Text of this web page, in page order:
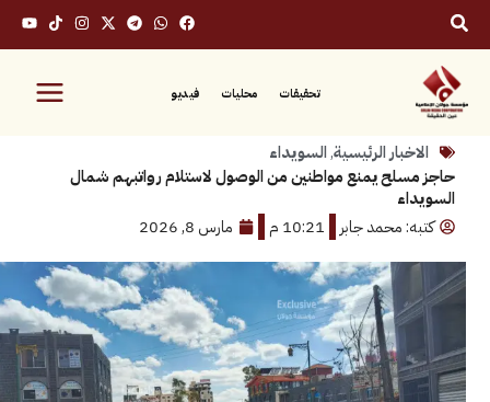
محليات فيديو
الرئيسية,السويداء
يمنع مواطنين من الوصول لاستلام رواتبهم شمال
محمد جابر
10:21 م مارس 8, 2026